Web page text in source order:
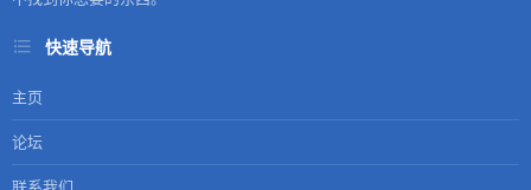
快速导航
主页
论坛